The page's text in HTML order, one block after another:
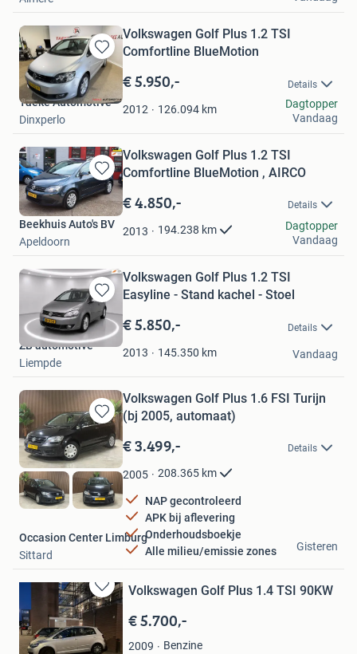
Bewaren
in
Mijn
Favorieten
Volkswagen Golf Plus 1.2 TSI
Comfortline BlueMotion
€ 5.950,- Details
2012 126.094 km
Taeke Automotive
Dinxperlo
Dagtopper
Vandaag
Bewaren
in
Mijn
Favorieten
Volkswagen Golf Plus 1.2 TSI
Comfortline BlueMotion , AIRCO
€ 4.850,- Details
2013 194.238 km
Beekhuis Auto's BV
Apeldoorn
Dagtopper
Vandaag
Bewaren
in
Mijn
Favorieten
Volkswagen Golf Plus 1.2 TSI
Easyline - Stand kachel - Stoel
€ 5.850,- Details
2013 145.350 km
ZB automotive
Liempde
Vandaag
Bewaren
in
Mijn
Favorieten
Volkswagen Golf Plus 1.6 FSI Turijn
(bj 2005, automaat)
€ 3.499,- Details
2005 208.365 km
NAP gecontroleerd
APK bij aflevering
Onderhoudsboekje
Alle milieu/emissie zones
Occasion Center Limburg
Sittard
Gisteren
Bewaren
in
Mijn
Favorieten
Volkswagen Golf Plus 1.4 TSI 90KW
€ 5.700,-
2009
Benzine